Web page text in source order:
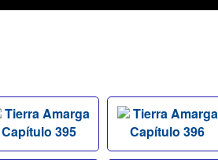
Tierra Amarga
Capítulo 395
Tierra Amarga
Capítulo 396